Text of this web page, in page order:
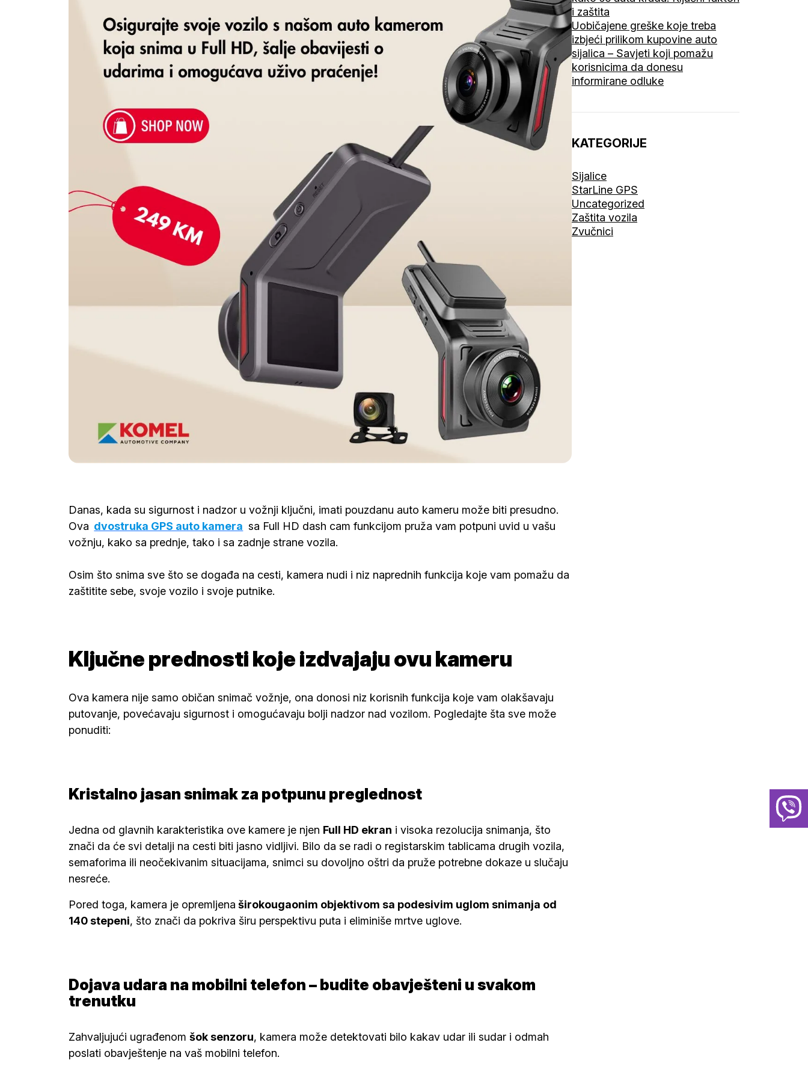
Danas, kada su sigurnost i nadzor u vožnji ključni, imati pouzdanu auto kameru može biti presudno.
Ova dvostruka GPS auto kamera sa Full HD dash cam funkcijom pruža vam potpuni uvid u vašu
vožnju, kako sa prednje, tako i sa zadnje strane vozila.
Osim što snima sve što se događa na cesti, kamera nudi i niz naprednih funkcija koje vam pomažu da
zaštitite sebe, svoje vozilo i svoje putnike.
Ključne prednosti koje izdvajaju ovu kameru
Ova kamera nije samo običan snimač vožnje, ona donosi niz korisnih funkcija koje vam olakšavaju
putovanje, povećavaju sigurnost i omogućavaju bolji nadzor nad vozilom. Pogledajte šta sve može
ponuditi:
Kristalno jasan snimak za potpunu preglednost
Jedna od glavnih karakteristika ove kamere je njen Full HD ekran i visoka rezolucija snimanja, što
znači da će svi detalji na cesti biti jasno vidljivi. Bilo da se radi o registarskim tablicama drugih vozila,
semaforima ili neočekivanim situacijama, snimci su dovoljno oštri da pruže potrebne dokaze u slučaju
nesreće.
Pored toga, kamera je opremljena širokougaonim objektivom sa podesivim uglom snimanja od
140 stepeni, što znači da pokriva širu perspektivu puta i eliminiše mrtve uglove.
Dojava udara na mobilni telefon – budite obavješteni u svakom
trenutku
Zahvaljujući ugrađenom šok senzoru, kamera može detektovati bilo kakav udar ili sudar i odmah
poslati obavještenje na vaš mobilni telefon.
i zaštita
Uobičajene greške koje treba
izbjeći prilikom kupovine auto
sijalica – Savjeti koji pomažu
korisnicima da donesu
informirane odluke
KATEGORIJE
Sijalice
StarLine GPS
Uncategorized
Zaštita vozila
Zvučnici